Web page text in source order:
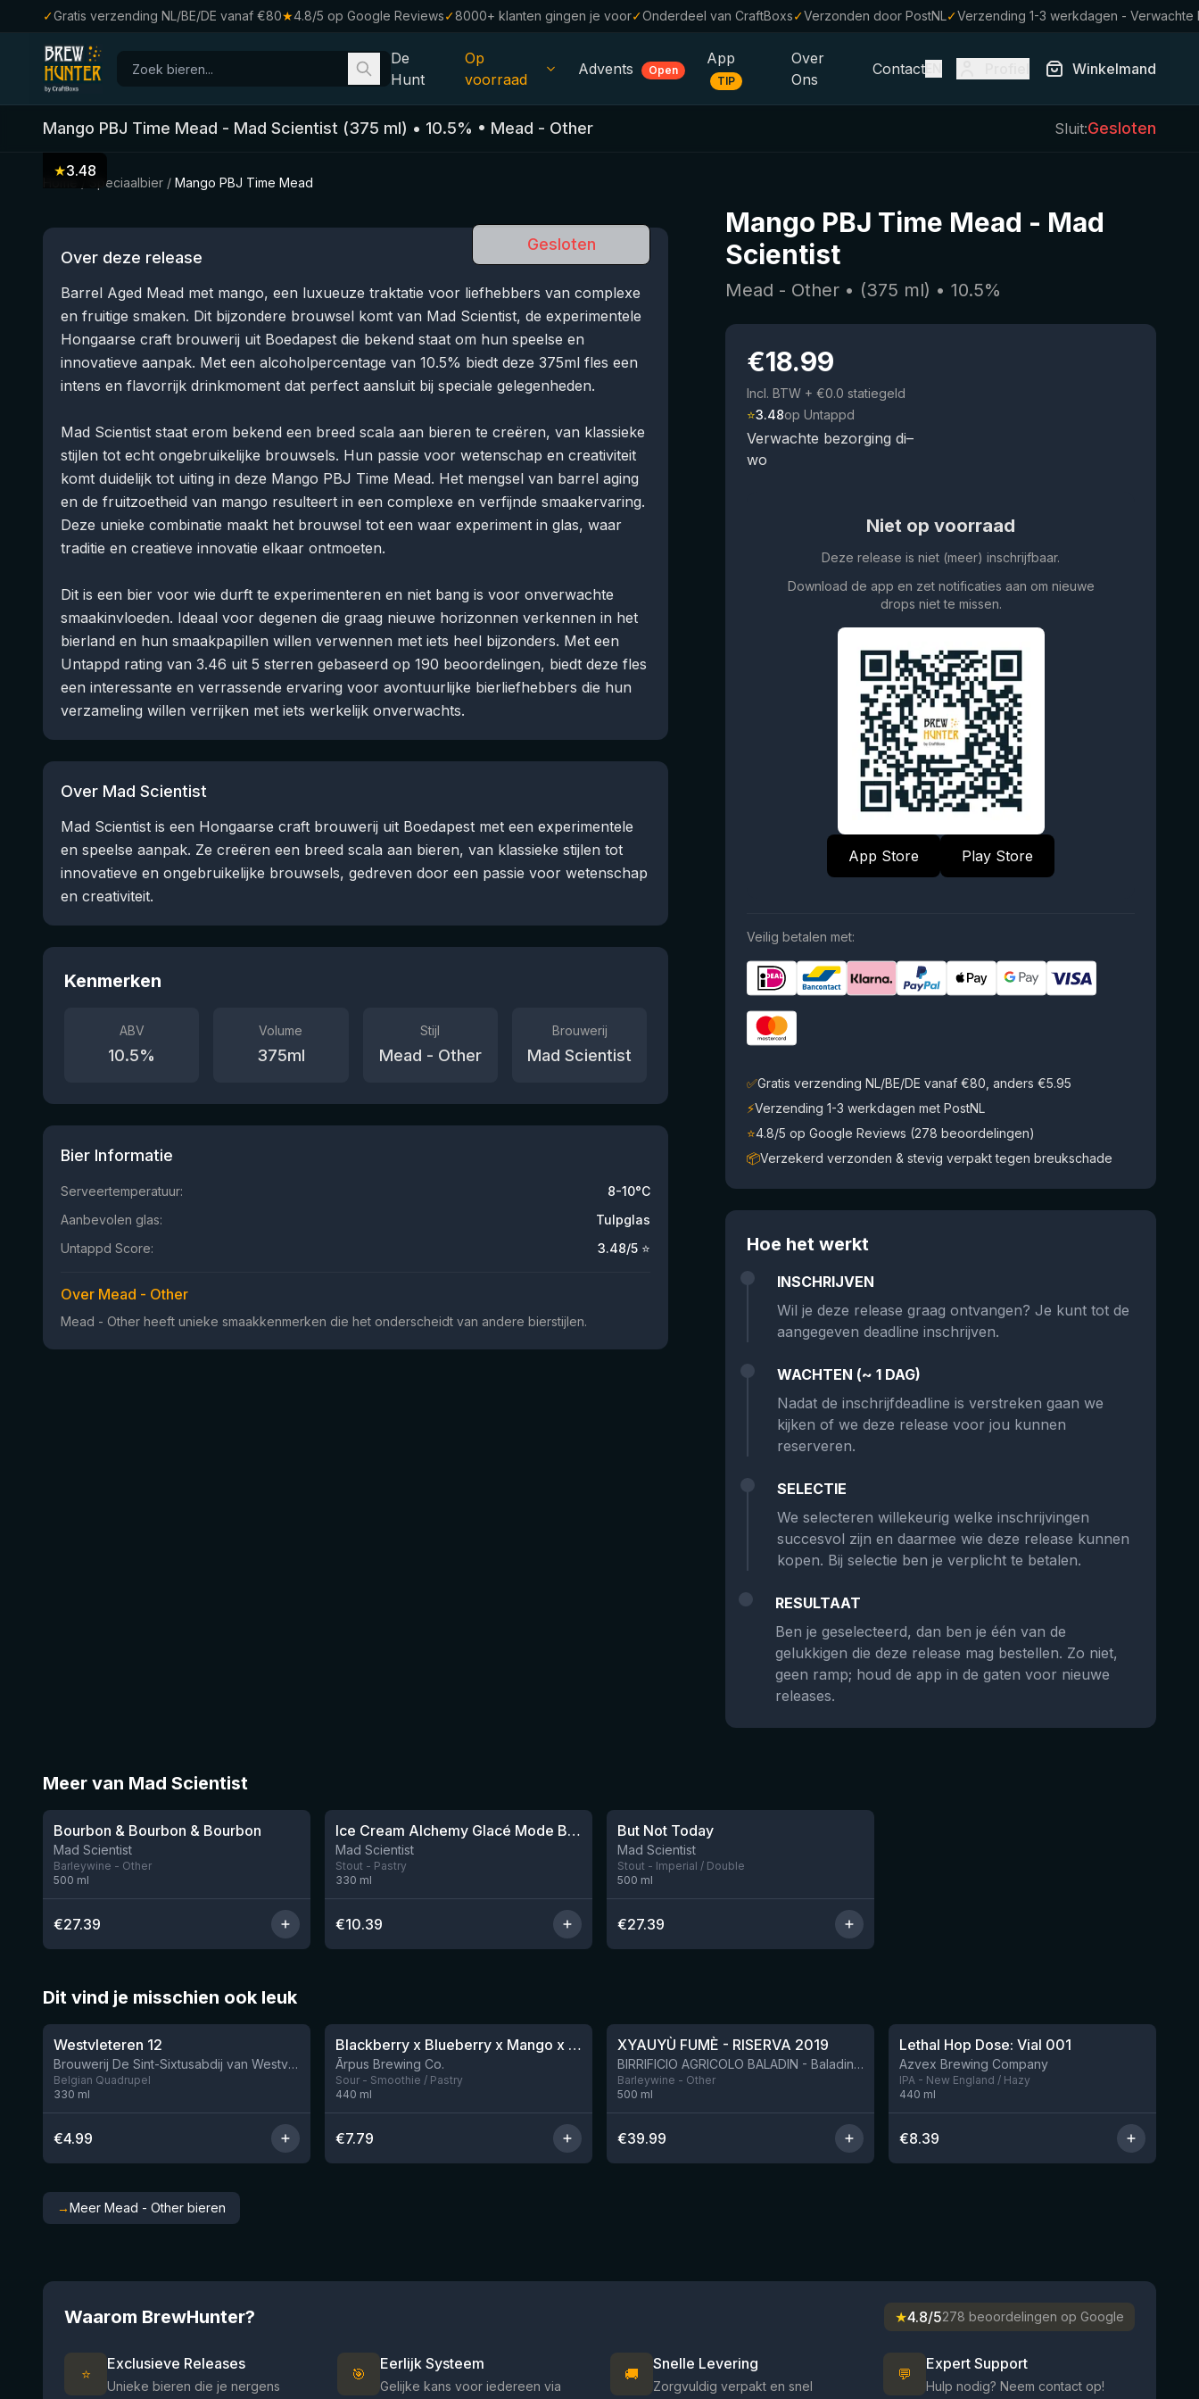
✓Gratis verzending NL/BE/DE vanaf €80★4.8/5 op Google Reviews✓8000+ klanten gingen je voor✓Onderdeel van CraftBoxs✓Verzonden door PostNL✓Verzending 1-3 werkdagen -
De
Hunt
Op
voorraad
Alle Bieren
Cadeaubonnen
Bierpakketten
Brouwerijen
Bierstijlen
Advents Open
App
TIP
Over
Ons
Contact Winkelmand
Mango PBJ Time Mead - Mad Scientist (375 ml) • 10.5% • Mead - Other Sluit:Gesloten
Speciaalbier / Mango PBJ Time Mead
★3.48
Gesloten
Over deze release
Barrel Aged Mead met mango, een luxueuze traktatie voor liefhebbers van complexe
en fruitige smaken. Dit bijzondere brouwsel komt van Mad Scientist, de experimentele
Hongaarse craft brouwerij uit Boedapest die bekend staat om hun speelse en
innovatieve aanpak. Met een alcoholpercentage van 10.5% biedt deze 375ml fles een
intens en flavorrijk drinkmoment dat perfect aansluit bij speciale gelegenheden.
Mad Scientist staat erom bekend een breed scala aan bieren te creëren, van klassieke
stijlen tot echt ongebruikelijke brouwsels. Hun passie voor wetenschap en creativiteit
komt duidelijk tot uiting in deze Mango PBJ Time Mead. Het mengsel van barrel aging
en de fruitzoetheid van mango resulteert in een complexe en verfijnde smaakervaring.
Deze unieke combinatie maakt het brouwsel tot een waar experiment in glas, waar
traditie en creatieve innovatie elkaar ontmoeten.
Dit is een bier voor wie durft te experimenteren en niet bang is voor onverwachte
smaakinvloeden. Ideaal voor degenen die graag nieuwe horizonnen verkennen in het
bierland en hun smaakpapillen willen verwennen met iets heel bijzonders. Met een
Untappd rating van 3.46 uit 5 sterren gebaseerd op 190 beoordelingen, biedt deze fles
een interessante en verrassende ervaring voor avontuurlijke bierliefhebbers die hun
verzameling willen verrijken met iets werkelijk onverwachts.
Over Mad Scientist
Mad Scientist is een Hongaarse craft brouwerij uit Boedapest met een experimentele
en speelse aanpak. Ze creëren een breed scala aan bieren, van klassieke stijlen tot
innovatieve en ongebruikelijke brouwsels, gedreven door een passie voor wetenschap
en creativiteit.
Kenmerken
ABV
10.5%
Volume
375ml
Stijl
Mead - Other
Brouwerij
Mad Scientist
Bier Informatie
Serveertemperatuur:
8-10°C
Aanbevolen glas:
Tulpglas
Untappd Score:
3.48/5 ⭐
Over Mead - Other
Mead - Other heeft unieke smaakkenmerken die het onderscheidt van andere bierstijlen.
Mango PBJ Time Mead - Mad
Scientist
Mead - Other • (375 ml) •10.5%
€18.99
Incl. BTW + €0.0 statiegeld
⭐3.48op Untappd
Verwachte bezorging di–
wo
Niet op voorraad
Deze release is niet (meer) inschrijfbaar.
Download de app en zet notificaties aan om nieuwe
drops niet te missen.
App Store Play Store
Veilig betalen met:
✅Gratis verzending NL/BE/DE vanaf €80, anders €5.95
⚡Verzending 1-3 werkdagen met PostNL
⭐4.8/5 op Google Reviews (278 beoordelingen)
📦Verzekerd verzonden & stevig verpakt tegen breukschade
Hoe het werkt
INSCHRIJVEN
Wil je deze release graag ontvangen? Je kunt tot de
aangegeven deadline inschrijven.
WACHTEN (~ 1 DAG)
Nadat de inschrijfdeadline is verstreken gaan we
kijken of we deze release voor jou kunnen
reserveren.
SELECTIE
We selecteren willekeurig welke inschrijvingen
succesvol zijn en daarmee wie deze release kunnen
kopen. Bij selectie ben je verplicht te betalen.
RESULTAAT
Ben je geselecteerd, dan ben je één van de
gelukkigen die deze release mag bestellen. Zo niet,
geen ramp; houd de app in de gaten voor nieuwe
releases.
Meer van Mad Scientist
Nog 2
★4.08
Bourbon & Bourbon & Bourbon
Mad Scientist
Barleywine - Other
500 ml
€27.39
Nog 1Ice Cream Alchemy Glacé Mode Bourbon
Mad Scientist
Stout - Pastry
330 ml
€10.39
But Not Today
Mad Scientist
Stout - Imperial / Double
500 ml
€27.39
Dit vind je misschien ook leuk
★4.46
Westvleteren 12
Brouwerij De Sint-Sixtusabdij van Westvleteren
Belgian Quadrupel
330 ml
€4.99
Nog 9Blackberry x Blueberry x Mango x Pineapple x Peanut Butter Smoothie Sour Ale
Ārpus Brewing Co.
Sour - Smoothie / Pastry
440 ml
€7.79
XYAUYÙ FUMÈ - RISERVA 2019
BIRRIFICIO AGRICOLO BALADIN - Baladin Indipendente Italian Farm Brewery
Barleywine - Other
500 ml
€39.99
Lethal Hop Dose: Vial 001
Azvex Brewing Company
IPA - New England / Hazy
440 ml
€8.39
→Meer Mead - Other bieren
Waarom BrewHunter? ★4.8/5278 beoordelingen op Google
⭐
Exclusieve Releases
Unieke bieren die je nergens
🎯
Eerlijk Systeem
Gelijke kans voor iedereen via
🚚
Snelle Levering
Zorgvuldig verpakt en snel
💬
Expert Support
Hulp nodig? Neem contact op!